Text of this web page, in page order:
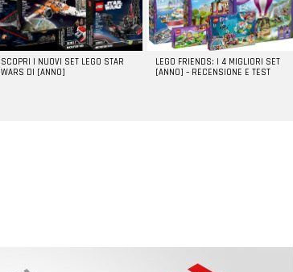
SCOPRI I NUOVI SET LEGO STAR
WARS DI [ANNO]
LEGO FRIENDS: I 4 MIGLIORI SET
[ANNO] – RECENSIONE E TEST